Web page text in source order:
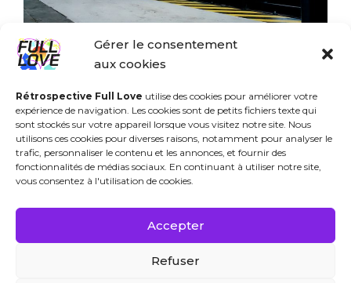
Gérer le consentement
aux cookies
Rétrospective Full Love utilise des cookies pour améliorer votre
expérience de navigation. Les cookies sont de petits fichiers texte qui
sont stockés sur votre appareil lorsque vous visitez notre site. Nous
utilisons ces cookies pour diverses raisons, notamment pour analyser le
trafic, personnaliser le contenu et les annonces, et fournir des
fonctionnalités de médias sociaux. En continuant à utiliser notre site,
vous consentez à l'utilisation de cookies.
Accepter
Refuser
FULL LOVE